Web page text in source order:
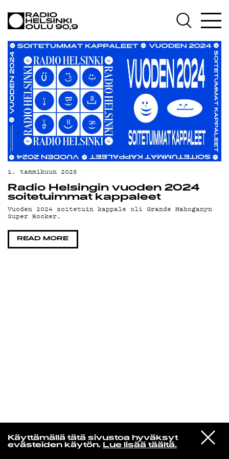
Käyttämällä tätä sivustoa hyväksyt
evästeiden käytön. Lue lisää täältä.
VIESTI
STUDIOON
Glen Hansard
Leave a Light
AJANKOHTAISTA
OHJELMAT
TEKIJÄT
ON-DEMAND
PODCAST
MAINOSTA
YHTEYSTIEDOT
G LIVELAB
YSTÄVÄKLUBI
TIETOSUOJA
1. tammikuun 2025
Radio Helsingin vuoden 2024
soitetuimmat kappaleet
Vuoden 2024 soitetuin kappale oli Grande Mahoganyn
Super Rocker.
READ MORE